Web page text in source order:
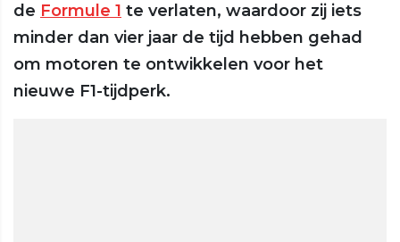
de Formule 1 te verlaten, waardoor zij iets
minder dan vier jaar de tijd hebben gehad
om motoren te ontwikkelen voor het
nieuwe F1-tijdperk.